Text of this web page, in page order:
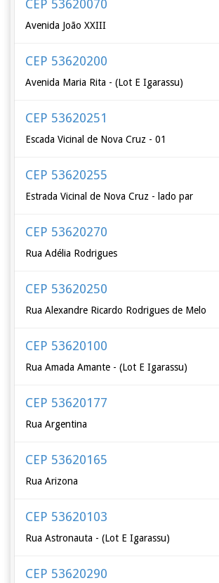
CEP 53620070
Avenida João XXIII
CEP 53620200
Avenida Maria Rita - (Lot E Igarassu)
CEP 53620251
Escada Vicinal de Nova Cruz - 01
CEP 53620255
Estrada Vicinal de Nova Cruz - lado par
CEP 53620270
Rua Adélia Rodrigues
CEP 53620250
Rua Alexandre Ricardo Rodrigues de Melo
CEP 53620100
Rua Amada Amante - (Lot E Igarassu)
CEP 53620177
Rua Argentina
CEP 53620165
Rua Arizona
CEP 53620103
Rua Astronauta - (Lot E Igarassu)
CEP 53620290